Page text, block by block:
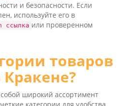
и безопасности. Если
используйте его в
ссылка или проверенном
товаров
широкий ассортимент